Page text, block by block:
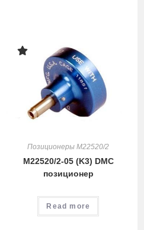
Позиционеры M22520/2
M22520/2-05 (K3) DMC
позиционер
Read more